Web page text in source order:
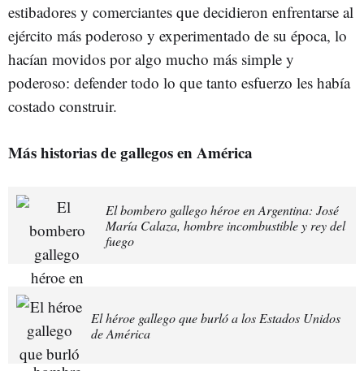
estibadores y comerciantes que decidieron enfrentarse al
ejército más poderoso y experimentado de su época, lo
hacían movidos por algo mucho más simple y
poderoso: defender todo lo que tanto esfuerzo les había
costado construir.
Más historias de gallegos en América
El bombero gallego héroe en Argentina: José
María Calaza, hombre incombustible y rey del
fuego
El héroe gallego que burló a los Estados Unidos
de América